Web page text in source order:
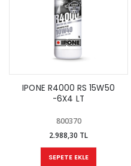
IPONE R4000 RS 15W50
-6X4 LT
800370
2.988,30 TL
SEPETE EKLE